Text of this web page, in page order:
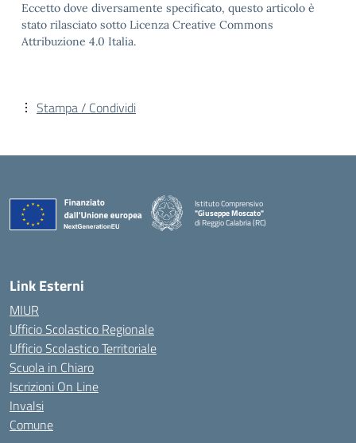
Eccetto dove diversamente specificato, questo articolo è
stato rilasciato sotto Licenza Creative Commons
Attribuzione 4.0 Italia.
Stampa / Condividi
Istituto Comprensivo
"Giuseppe Moscato"
di Reggio Calabria (RC)
— Visita la pagina iniziale della scuola
Link Esterni
MIUR
Ufficio Scolastico Regionale
Ufficio Scolastico Territoriale
Scuola in Chiaro
Iscrizioni On Line
Invalsi
Comune